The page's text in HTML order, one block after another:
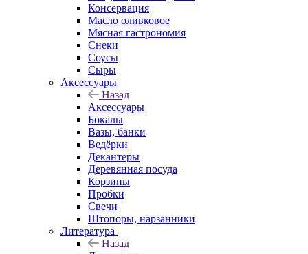
Консервация
Масло оливковое
Мясная гастрономия
Снеки
Соусы
Сыры
Аксессуары
Назад
Аксессуары
Бокалы
Вазы, банки
Ведёрки
Декантеры
Деревянная посуда
Корзины
Пробки
Свечи
Штопоры, нарзанники
Литература
Назад